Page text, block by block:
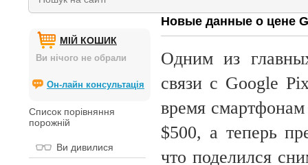
МІЙ КОШИК
Ви нічого не обрали
Он-лайн консультація
Список порівняння
порожній
Ви дивилися
Новые данные о цене
Одним из
связи с Google
время
$500, а теперь
что поделился